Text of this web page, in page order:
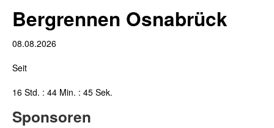
Bergrennen Osnabrück
08.08.2026
Seit
16 Std. : 44 Min. : 46 Sek.
Sponsoren